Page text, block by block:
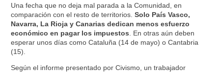
Una fecha que no deja mal parada a la Comunidad, en
comparación con el resto de territorios. Solo País Vasco,
Navarra, La Rioja y Canarias dedican menos esfuerzo
económico en pagar los impuestos . En otras aún deben
esperar unos días como Cataluña (14 de mayo) o Cantabria
(15).
Según el informe presentado por Civismo, un trabajador